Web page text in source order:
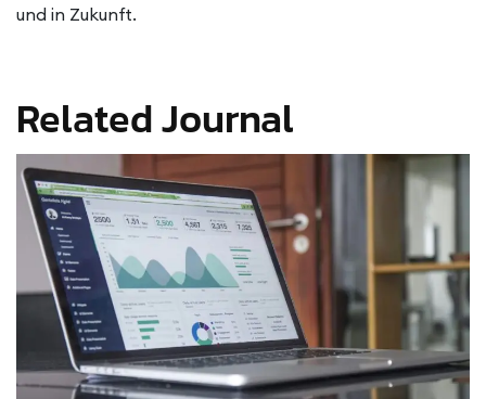
und in Zukunft.
Related Journal